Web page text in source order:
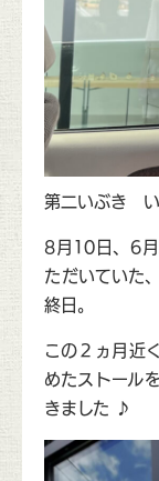
第二いぶき い
8月10日、6月
ただいていた
終日。
この２ヵ月近
めたストール
きました ♪